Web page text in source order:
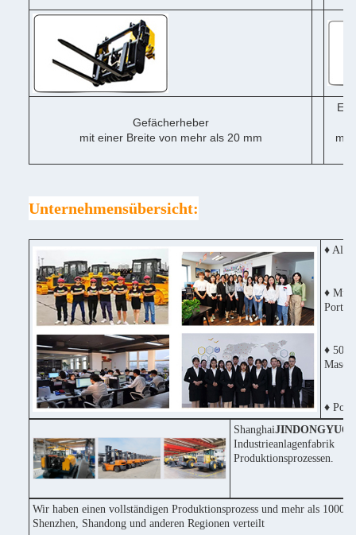
Gefächerheber
mit einer Breite von mehr als 20 mm
mit
Unternehmensübersicht:
♦ Alle
♦
♦ 50%
♦
ShanghaiJINDONGYU
Produktionsprozessen.
Wir haben einen vollständigen Produktionsprozess und mehr als 1000
Shenzhen, Shandong und anderen Regionen verteilt